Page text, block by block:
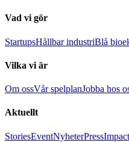
Vad vi gör
StartupsHållbar industriBlå
Vilka vi är
Om ossVår spelplanJobba hos
Aktuellt
StoriesEventNyheterPress